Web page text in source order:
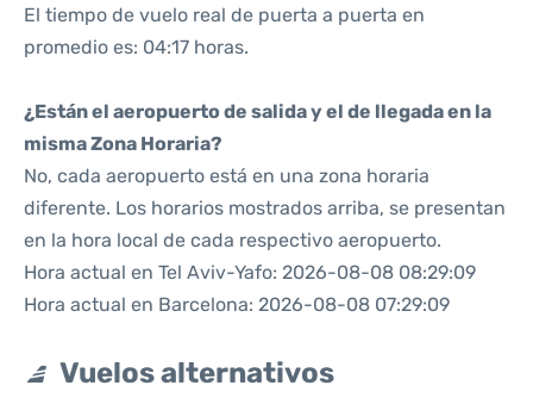
El tiempo de vuelo real de puerta a puerta en
promedio es: 04:17 horas.
¿Están el aeropuerto de salida y el de llegada en la
misma Zona Horaria?
No, cada aeropuerto está en una zona horaria
diferente. Los horarios mostrados arriba, se presentan
en la hora local de cada respectivo aeropuerto.
Hora actual en Tel Aviv-Yafo: 2026-08-08 08:29:09
Hora actual en Barcelona: 2026-08-08 07:29:09
Vuelos alternativos